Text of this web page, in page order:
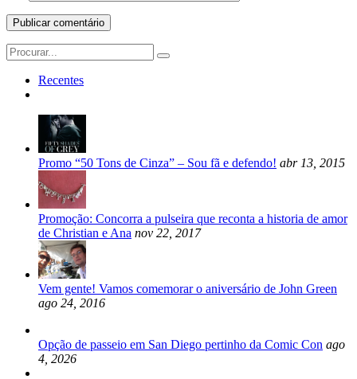
Search
for:
Recentes
Promo “50 Tons de Cinza” – Sou fã e defendo! abr 13, 2015
Promoção: Concorra a pulseira que reconta a historia de amor
de Christian e Ana nov 22, 2017
Vem gente! Vamos comemorar o aniversário de John Green
ago 24, 2016
Opção de passeio em San Diego pertinho da Comic Con ago
4, 2026